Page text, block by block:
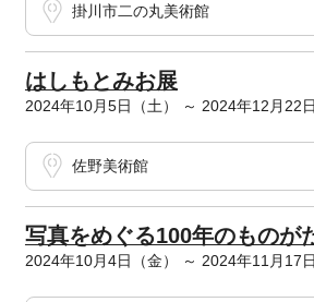
掛川市二の丸美術館
はしもとみお展
2024年10月5日（土） ～ 2024年12月22日
佐野美術館
写真をめぐる100年のものが
2024年10月4日（金） ～ 2024年11月17日